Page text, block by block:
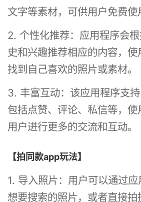
文字等素材，可供用户免费使
2. 个性化推荐：应用程序会
史和兴趣推荐相应的内容，
找到自己喜欢的照片或素材。
3. 丰富互动：该应用程序支持
包括点赞、评论、私信等，
用户进行更多的交流和互动。
【拍同款app玩法】
1. 导入照片：用户可以通过
想要搜索的照片，或者直接